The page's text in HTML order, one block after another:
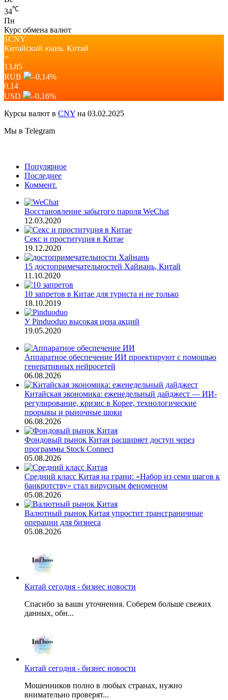
34℃
Пн
Курс обмена валют
1CNY
Китайский юань. Китай
=
13,85
RUB
–0,14%
0,14
USD
–0,16%
Курсы валют в CNY на 03.02.2025
Мы в Telegram
Популярное
Последнее
Коммент.
Восстановление забытого пароля WeChat
12.03.2020
Секс и проституция в Китае
19.12.2020
15 достопримечательностей Хайнань, Китай
11.10.2020
10 запретов в Китае для туриста и не только
18.10.2019
У Pinduoduo высокая цена акций
19.05.2020
Аппаратное обеспечение ИИ проектируют с помощью
генеративных нейросетей
06.08.2026
Китайская экономика: еженедельный дайджест — ИИ-
регулирование, кризис в Корее, технологические
прорывы и рыночные шоки
06.08.2026
Фондовый рынок Китая расширяет доступ через
программы Stock Connect
05.08.2026
Средний класс Китая на грани: «Набор из семи шагов к
банкротству» стал вирусным феноменом
05.08.2026
Валютный рынок Китая упростит трансграничные
операции для бизнеса
05.08.2026
Китай сегодня - бизнес новости
Спасибо за ваши уточнения. Соберем больше свежих
данных, обн...
Китай сегодня - бизнес новости
Мошенников полно в любых странах, нужно
внимательно проверят...